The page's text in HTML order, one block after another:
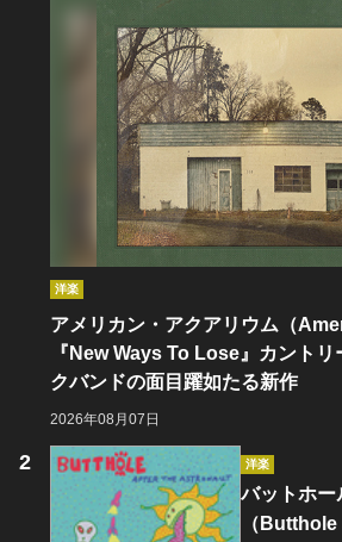
洋楽
アメリカン・アクアリウム（
『New Ways To Lose』カント
クバンドの面目躍如たる新作
2026年08月07日
洋楽
バットホー
（